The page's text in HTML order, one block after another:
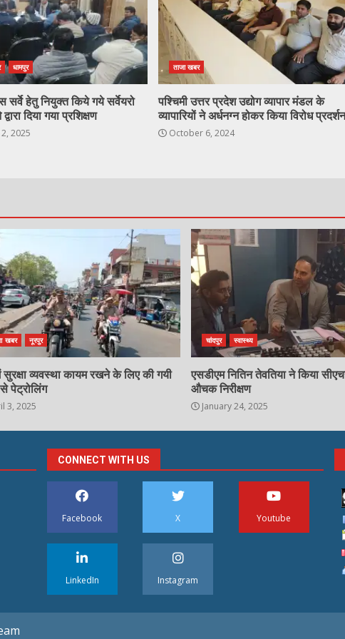
धामपुर
सर्वे हेतु नियुक्त किये गये सर्वेयरो
दिया गया प्रशिक्षण
2025
ताजा खबर
पश्चिमी उत्तर प्रदेश उद्योग व्यापार मंडल के
व्यापारियों ने अर्धनग्न होकर किया विरोध प्रदर्शन
October 6, 2024
खबर नूरपुर
सुरक्षा व्यवस्था कायम रखने के लिए की गयी
पेट्रोलिंग
3, 2025
चांदपुर स्वास्थ्य
एसडीएम नितिन तेवतिया ने किया
औचक निरीक्षण
January 24, 2025
CONNECT WITH US
Facebook X Youtube
LinkedIn Instagram